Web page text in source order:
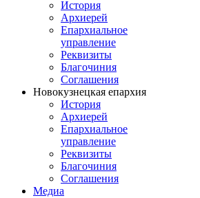
История
Архиерей
Епархиальное
управление
Реквизиты
Благочиния
Соглашения
Новокузнецкая епархия
История
Архиерей
Епархиальное
управление
Реквизиты
Благочиния
Соглашения
Медиа